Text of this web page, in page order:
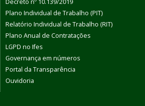
Decreto nº 10.139/2019
Plano Individual de Trabalho (PIT)
Relatório Individual de Trabalho (RIT)
Plano Anual de Contratações
LGPD no Ifes
Governança em números
Portal da Transparência
Ouvidoria